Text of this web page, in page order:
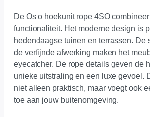
De Oslo hoekunit rope 4SO
functionaliteit. Het moderne design is
hedendaagse tuinen en terrassen. De
de verfijnde afwerking maken het
eyecatcher. De rope details geven de
unieke uitstraling en een luxe gevoel.
niet alleen praktisch, maar voegt ook
toe aan jouw buitenomgeving.